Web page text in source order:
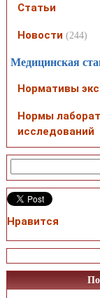
Статьи
Новости (244)
Медицинская
Нормативы
Нормы
исследований
Нравится